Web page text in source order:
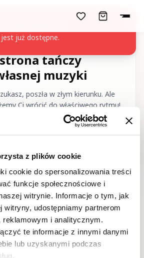
z plików cookie
cookie do spersonalizowania treści
funkcje społecznościowe i
witrynie. Informacje o tym, jak
witryny, udostępniamy partnerom
reklamowym i analitycznym.
te informacje z innymi danymi
lub uzyskanymi podczas
znalezione
już dostępne.
tańczy
muzyki
poszła w złym kierunku. Ale
Ci wrócić do właściwego rytmu!
Kursy tańca